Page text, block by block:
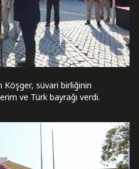
Köşger, süvari birliğinin
ve Türk bayrağı verdi.